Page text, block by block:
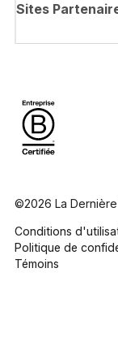
Sites
©2026 La Dernière
Conditions
Politique de
Témoins